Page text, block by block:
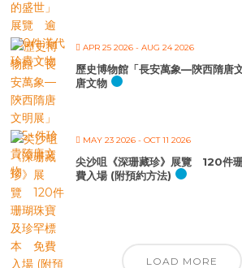
APR 25 2026 - AUG 24 2026
歷史博物館「長安萬象—陝西隋唐
唐文物
MAY 23 2026 - OCT 11 2026
尖沙咀《深珊藏珍》展覽 120件
費入場 (附預約方法)
LOAD MORE